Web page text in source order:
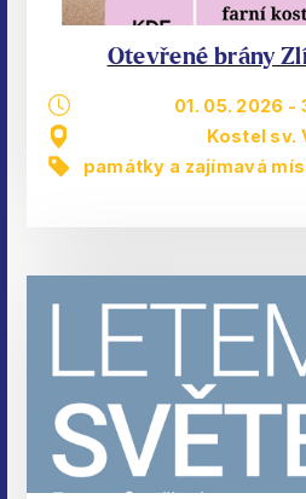
Otevřené brány
01. 05. 2026 -
Kostel sv.
památky a zajímavá